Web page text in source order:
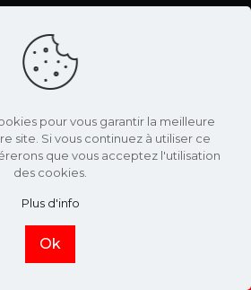
pour vous garantir la meilleure
site. Si vous continuez à utiliser ce
que vous acceptez l'utilisation
des cookies.
Plus d'info
Ok
Épagny-Metz-Tessy Poisy
Saint-Jorioz
Aix-les-Bains